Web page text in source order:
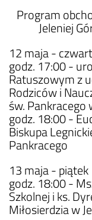
Program
Jeleniej
12 maja -
godz. 17:00 -
Ratuszowym z
Rodziców i
św. Pankracego
godz. 18:00 -
Biskupa
Pankracego
13 maja - piątek
godz. 18:00 -
Szkolnej i ks.
Miłosierdzia w